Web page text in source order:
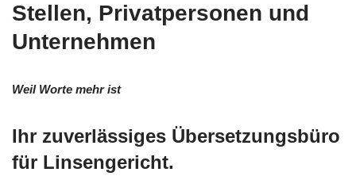
Stellen, Privatpersonen und
Unternehmen
Weil Worte mehr ist
Ihr zuverlässiges Übersetzungsbüro
für Linsengericht.